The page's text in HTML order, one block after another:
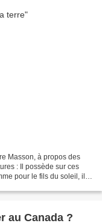
Masson, à propos des
: Il possède sur ces
pour le fils du soleil, il
au Canada ?